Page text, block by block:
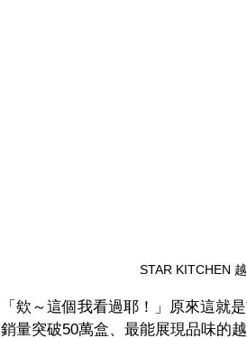
STAR KITCHEN
「欸～這個我看過耶！」原來這就
銷量突破50萬盒、最能展現品味的